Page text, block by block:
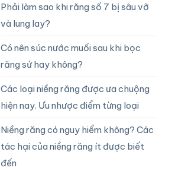
Phải làm sao khi răng số 7 bị sâu vỡ
và lung lay?
Có nên súc nước muối sau khi bọc
răng sứ hay không?
Các loại niềng răng được ưa chuộng
hiện nay. Ưu nhược điểm từng loại
Niềng răng có nguy hiểm không? Các
tác hại của niềng răng ít được biết
đến